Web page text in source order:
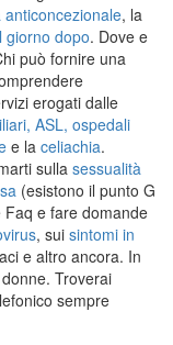
anticoncezionale, la
giorno dopo. Dove e
può fornire una
erogati dalle
ASL, ospedali
e la celiachia.
sulla sessualità
(esistono il punto G
e fare domande
, sui sintomi in
e altro ancora. In
Troverai
sempre